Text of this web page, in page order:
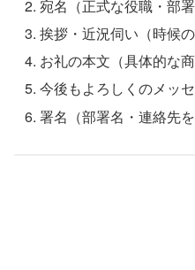
宛名（正式な役職・部署
挨拶・近況伺い（時候
お礼の本文（具体的な
今後もよろしくのメッ
署名（部署名・連絡先を